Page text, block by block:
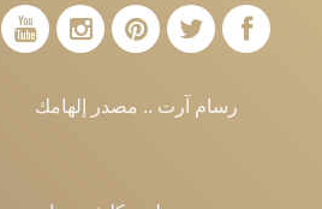
رسام آرت .. مصدر إلهامك